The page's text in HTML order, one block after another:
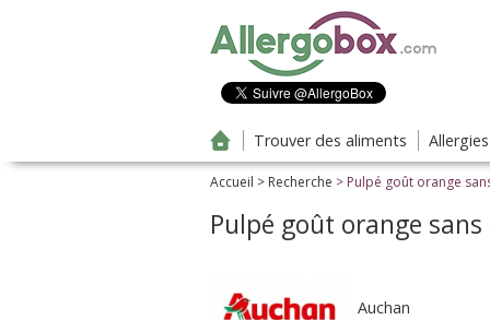
Trouver des aliments
Accueil > Recherche > Pulpé goût orange
Pulpé goût orange
Auchan